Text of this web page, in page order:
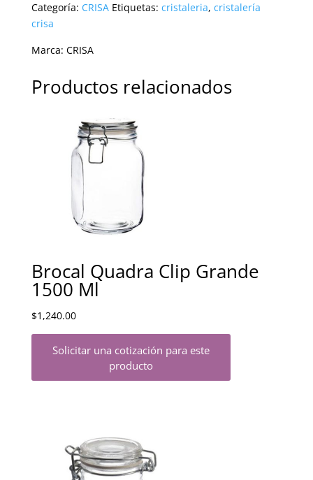
Categoría: CRISA Etiquetas: cristaleria, cristalería
crisa
Marca: CRISA
Productos relacionados
Brocal Quadra Clip Grande
1500 Ml
$1,240.00
Solicitar una cotización para este
producto